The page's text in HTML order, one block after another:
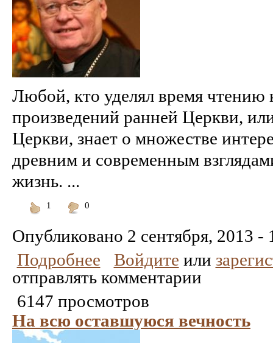
Любой, кто уделял время чтению
произведений ранней Церкви,
Церкви, знает о множестве
древним и современным
жизнь. ...
1
0
Опубликовано 2 сентября, 2013 -
Подробнее
Войдите или
отправлять комментарии
6147 просмотров
На всю оставшуюся вечность